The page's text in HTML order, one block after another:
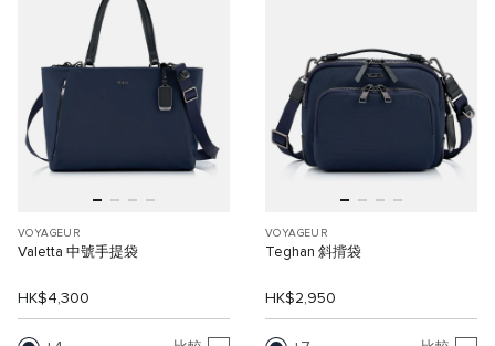
VOYAGEUR
Valetta 中號手提袋
HK$4,300
VOYAGEUR
Teghan 斜揹袋
HK$2,950